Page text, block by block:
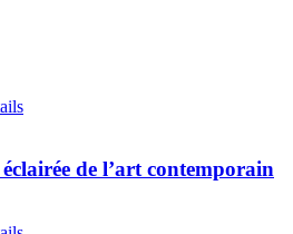
de l’art contemporain